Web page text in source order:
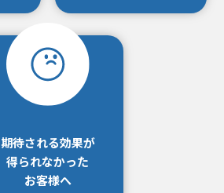
期待される効果が
得られなかった
お客様へ